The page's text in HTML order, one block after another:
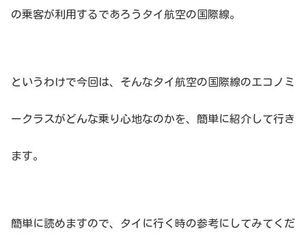
の乗客が利用するであろうタイ航空の国際線。
というわけで今回は、そんなタイ航空の国際線のエコノミ
ークラスがどんな乗り心地なのかを、簡単に紹介して行き
ます。
簡単に読めますので、タイに行く時の参考にしてみてくだ